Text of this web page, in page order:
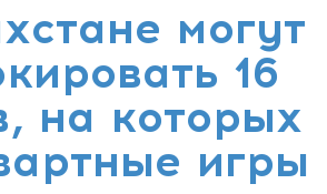
могут
16
на которых
игры